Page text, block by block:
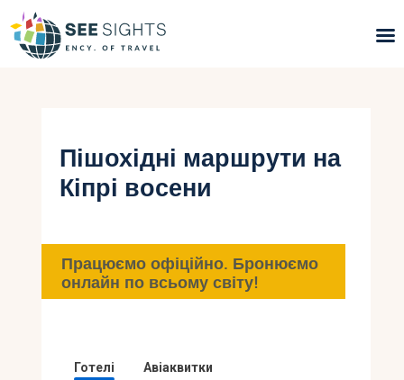
Гарячі тури
Типи Турів
Інфо
Контакти
Пішохідні маршрути на
Кіпрі восени
Працюємо офіційно. Бронюємо
онлайн по всьому світу!